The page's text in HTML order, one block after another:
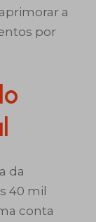
a
por
da
40 mil
conta